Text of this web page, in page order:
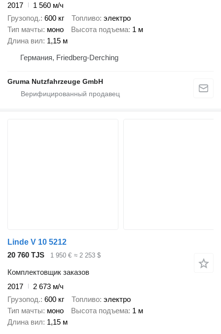
2017
1 560 м/ч
Грузопод. 600 кг Топливо электро
Тип мачты моно Высота подъема 1 м
Длина вил 1,15 м
Германия, Friedberg-Derching
Gruma Nutzfahrzeuge GmbH
Linde V 10 5212
20 760 TJS
1 950 € ≈ 2 253 $
Комплектовщик заказов
2017
2 673 м/ч
Грузопод. 600 кг Топливо электро
Тип мачты моно Высота подъема 1 м
Длина вил 1,15 м